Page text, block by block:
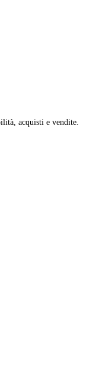
acquisti e vendite.